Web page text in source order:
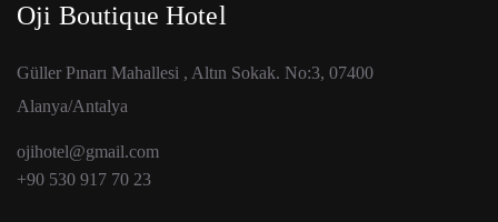
Oji Boutique Hotel
Güller Pınarı Mahallesi , Altın Sokak. No:3, 07400
Alanya/Antalya
ojihotel@gmail.com
+90 530 917 70 23